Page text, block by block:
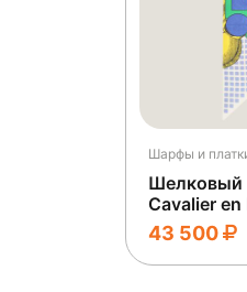
Шарфы и
Шелковый
Cavalier en
43 500